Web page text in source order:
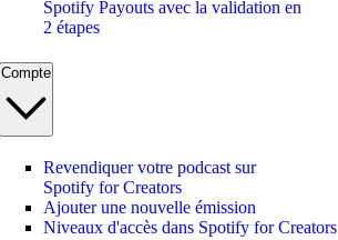
Spotify Payouts avec la validation en
2 étapes
Compte
Revendiquer votre podcast sur
Spotify for Creators
Ajouter une nouvelle émission
Niveaux d'accès dans Spotify for Creators